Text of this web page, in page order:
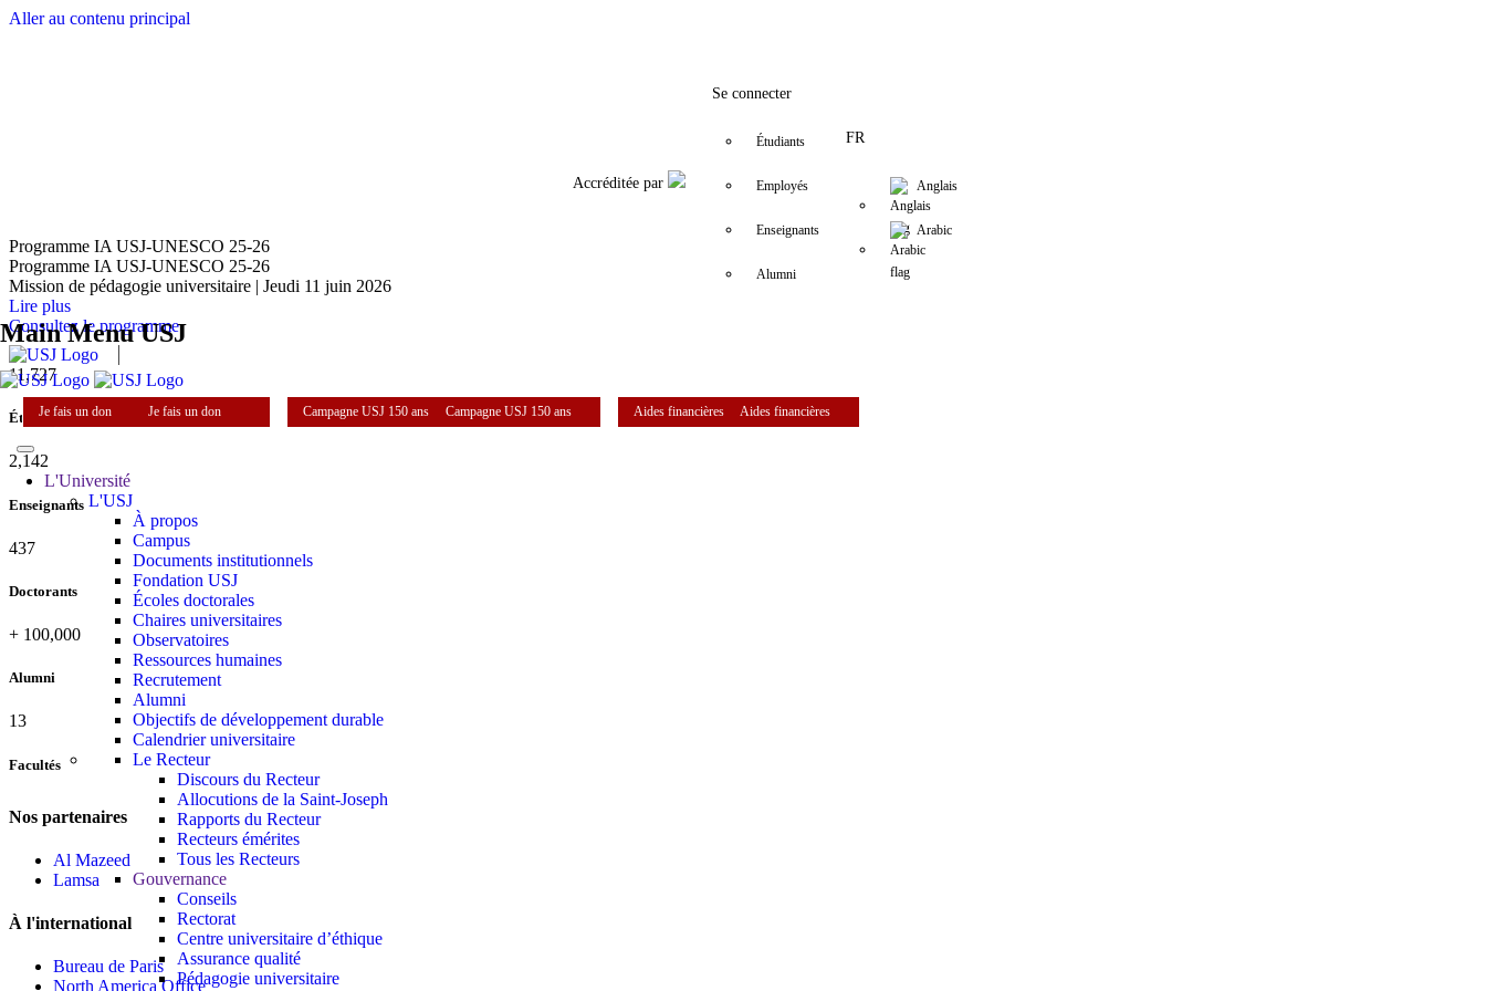
Aller au contenu principal
Accréditée par
Se connecter
Étudiants
Employés
Enseignants
Alumni
FR
Anglais
Arabic
Main Menu USJ
Je fais un don Je fais un don Campagne USJ 150 ans Campagne USJ 150 ans Aides financières Aides financières
L'Université
L'USJ
À propos
Campus
Documents institutionnels
Fondation USJ
Écoles doctorales
Chaires universitaires
Observatoires
Ressources humaines
Recrutement
Alumni
Objectifs de développement durable
Calendrier universitaire
Le Recteur
Discours du Recteur
Allocutions de la Saint-Joseph
Rapports du Recteur
Recteurs émérites
Tous les Recteurs
Gouvernance
Conseils
Rectorat
Centre universitaire d’éthique
Assurance qualité
Pédagogie universitaire
Programme IA USJ-UNESCO 25-26
Programme IA USJ-UNESCO 25-26
Mission de pédagogie universitaire | Jeudi 11 juin 2026
Lire plus
Consultez le programme
11,727
Étudiants
2,142
Enseignants
437
Doctorants
+ 100,000
Alumni
13
Facultés
Nos partenaires
Al Mazeed
Lamsa
À l'international
Bureau de Paris
North America Office